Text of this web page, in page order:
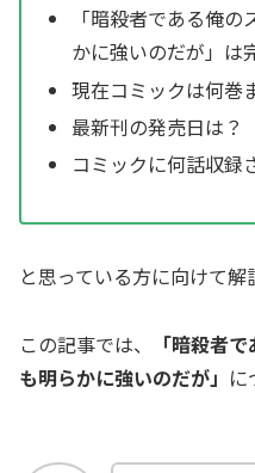
「暗殺者である俺
かに強いのだが」は
現在コミックは何巻
最新刊の発売日は？
コミックに何話収録
と思っている方に向けて解
この記事では、
「暗殺者
も明らかに強いのだが」 に